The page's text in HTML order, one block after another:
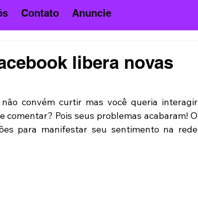
Contato Anuncie
libera novas
convém curtir mas você queria interagir
Pois seus problemas acabaram! O
para manifestar seu sentimento na rede